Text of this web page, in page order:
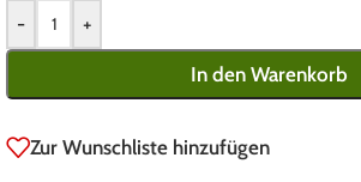
- +
In den Warenkorb
Zur Wunschliste hinzufügen